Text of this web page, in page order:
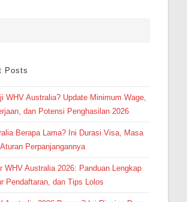
Posts
WHV Australia? Update Minimum Wage,
dan Potensi Penghasilan 2026
Berapa Lama? Ini Durasi Visa, Masa
Perpanjangannya
WHV Australia 2026: Panduan Lengkap
Pendaftaran, dan Tips Lolos
Muhammad Syahrial Hidayat